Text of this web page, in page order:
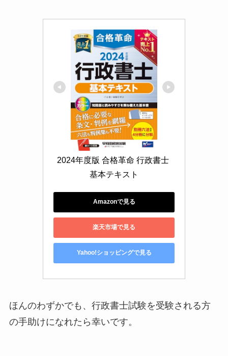
2024年度版 合格革命 行政書士
基本テキスト
Amazonで見る
楽天市場で見る
Yahoo!ショッピングで見る
ほんのわずかでも、行政書士試験を受験される方
の手助けになれたら幸いです。